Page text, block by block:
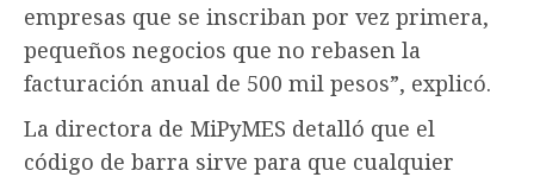
empresas que se inscriban por vez primera,
pequeños negocios que no rebasen la
facturación anual de 500 mil pesos”, explicó.
La directora de MiPyMES detalló que el
código de barra sirve para que cualquier